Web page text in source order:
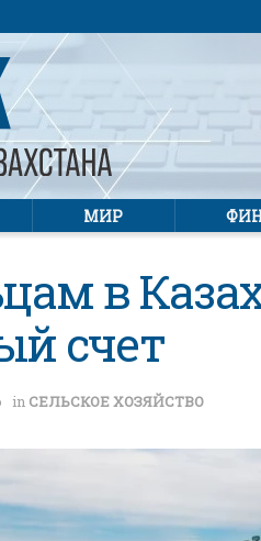
МИР
в
счет
in СЕЛЬСКОЕ ХОЗЯЙСТВО